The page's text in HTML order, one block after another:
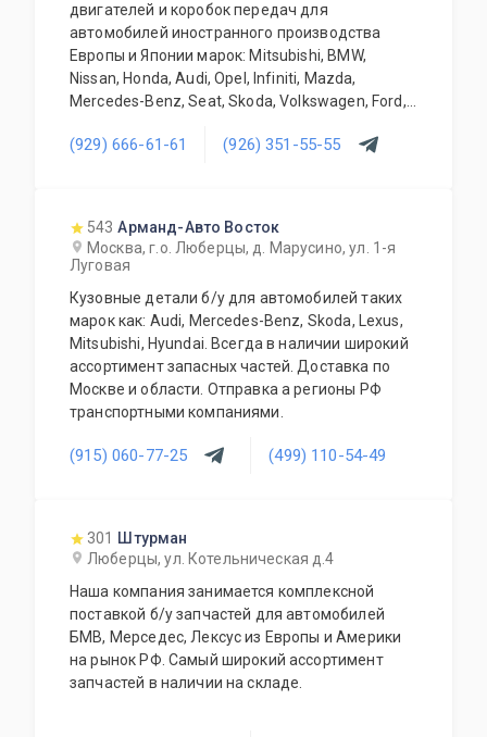
специалисты. Мы работаем для Вас каждый
день.
двигателей и коробок передач для
автомобилей иностранного производства
Европы и Японии марок: Mitsubishi, BMW,
Nissan, Honda, Audi, Opel, Infiniti, Mazda,
Mercedes-Benz, Seat, Skoda, Volkswagen, Ford,
оригинальная. Все агрегаты тщательно
занимается реализацией силовых агрегатов,
автоматических и механических коробок
Поставка под заказ производится в
кратчайшие сроки. Поставки осуществляются
в любую точку Российской Федерации.
Грамотные специалисты всегда рады
ответить на все интересующие Вас вопросы.
Будем рады видеть Вас нашими клиентами.
(929) 666-61-61 (926) 351-55-55
543 Арманд-Авто Восток
Москва, г.о. Люберцы, д. Марусино, ул. 1-я
Луговая
Кузовные детали б/у для автомобилей таких
марок как: Audi, Mercedes-Benz, Skoda, Lexus,
Mitsubishi, Hyundai. Всегда в наличии широкий
ассортимент запасных частей. Доставка по
Москве и области. Отправка а регионы РФ
транспортными компаниями.
(915) 060-77-25 (499) 110-54-49
301
Штурман
Люберцы, ул. Котельническая д.4
Наша компания занимается комплексной
поставкой б/у запчастей для автомобилей
БМВ, Мерседес, Лексус из Европы и Америки
на рынок РФ. Самый широкий ассортимент
запчастей в наличии на складе.